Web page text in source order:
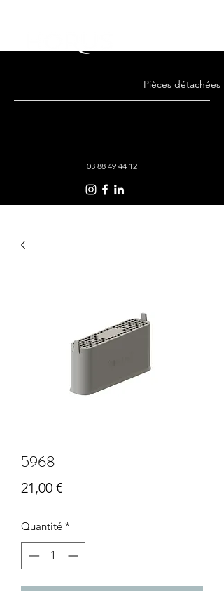
Pièces détachées
03 88 49 44 12
5968
21,00 €Prix
Quantité *